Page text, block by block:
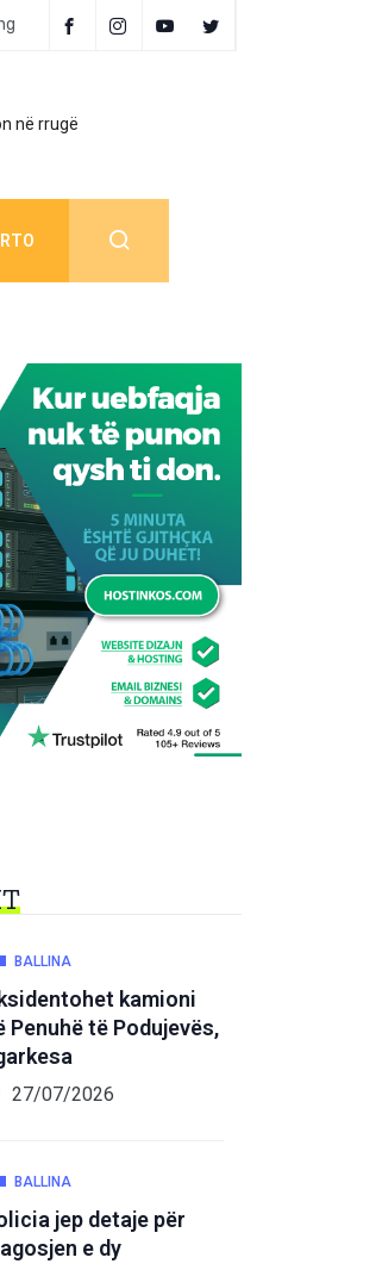
në rrugë
BALLINA
kamioni
Penuhë të Podujevës,
27/07/2026
BALLINA
jep detaje për
e dy